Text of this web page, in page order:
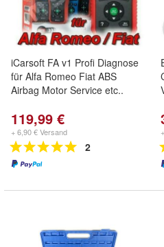
iCarsoft FA v1 Profi Diagnose
für Alfa Romeo Fiat ABS
Airbag Motor Service etc..
119,99 €
+ 6,90 € Versand
2